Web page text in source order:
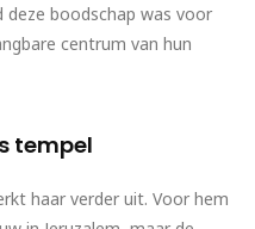
deze boodschap was voor
centrum van hun
tempel
haar verder uit. Voor hem